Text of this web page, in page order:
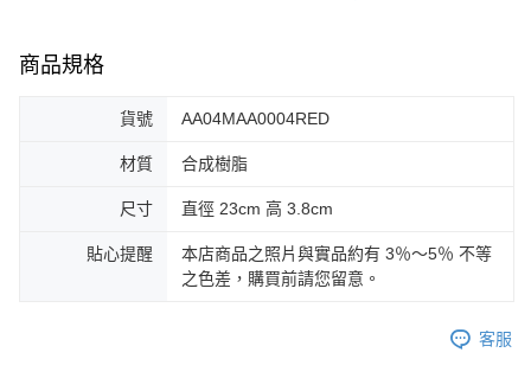
商品規格
貨號 AA04MAA0004RED
材質 合成樹脂
尺寸 直徑 23cm 高 3.8cm
貼心提醒
本店商品之照片與實品約有 3％～5％ 不等
之色差，購買前請您留意。
客服